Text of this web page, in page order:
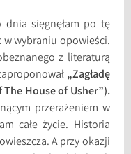
sięgnęłam po tę
w wybraniu opowieści.
z literaturą
„Zagładę
House of Usher”).
przerażeniem w
całe życie. Historia
A przy okazji